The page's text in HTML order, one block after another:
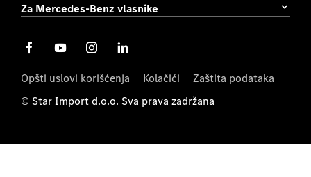
Za Mercedes-Benz vlasnike
© Star Import d.o.o. Sva prava zadržana
Opšti uslovi korišćenja Kolačići Zaštita podataka